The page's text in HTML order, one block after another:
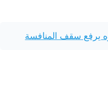
يرفع سقف المنافسة